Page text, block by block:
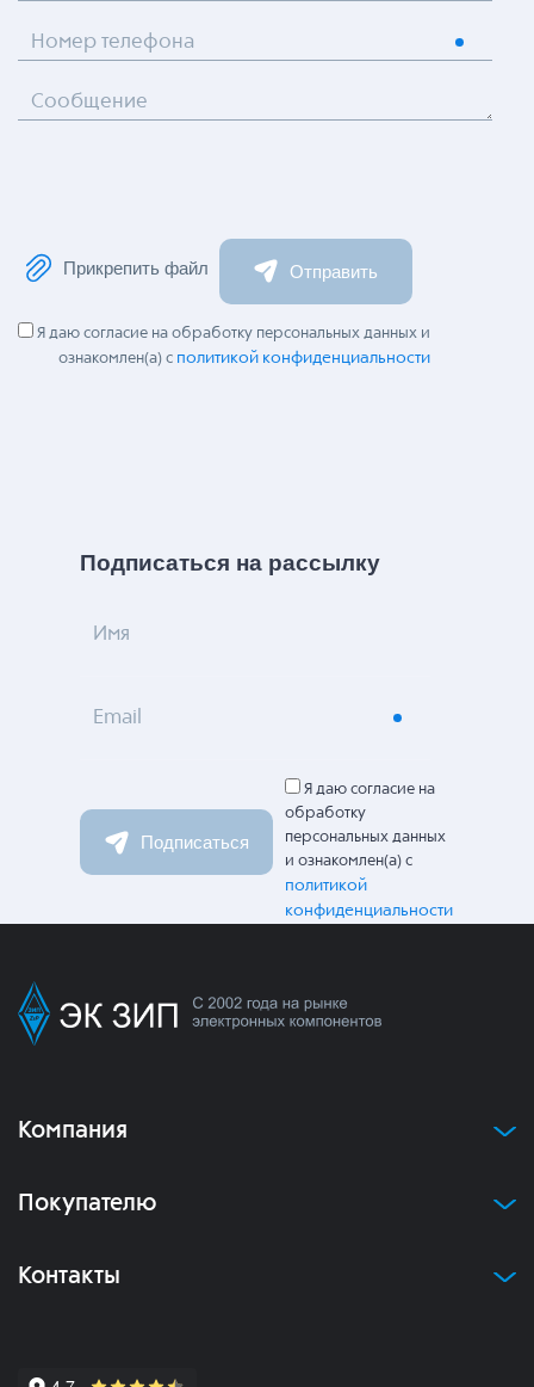
Номер телефона
Сообщение
Прикрепить файл Отправить
Я даю согласие на обработку персональных данных и
ознакомлен(а) с политикой конфиденциальности
Подписаться на рассылку
Имя
Email
Подписаться
Я даю согласие на
обработку
персональных данных
и ознакомлен(а) с
политикой
конфиденциальности
Компания
Покупателю
Контакты